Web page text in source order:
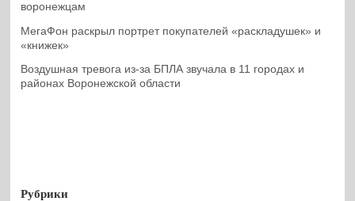
воронежцам
МегаФон раскрыл портрет покупателей «раскладушек» и
«книжек»
Воздушная тревога из-за БПЛА звучала в 11 городах и
районах Воронежской области
Рубрики